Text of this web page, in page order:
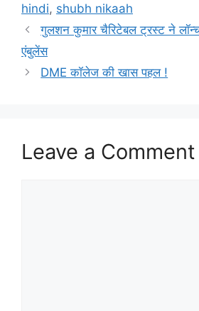
hindi, shubh nikaah
गुलशन कुमार चैरिटेबल ट्रस्ट ने
एंबुलेंस
DME कॉलेज की खास पहल !
Leave a Comment